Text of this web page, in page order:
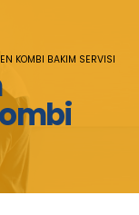
KOMBI BAKIM SERVISI